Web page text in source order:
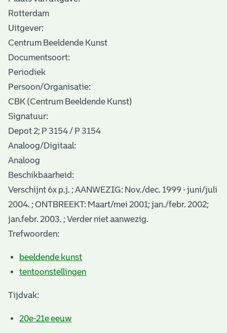
Rotterdam
Uitgever:
Centrum Beeldende Kunst
Documentsoort:
Periodiek
Persoon/Organisatie:
CBK (Centrum Beeldende Kunst)
Signatuur:
Depot 2; P 3154 / P 3154
Analoog/Digitaal:
Analoog
Beschikbaarheid:
Verschijnt 6x p.j. ; AANWEZIG: Nov./dec. 1999 - juni/juli
2004. ; ONTBREEKT: Maart/mei 2001; jan./febr. 2002;
jan.febr. 2003. ; Verder niet aanwezig.
Trefwoorden:
beeldende kunst
tentoonstellingen
Tijdvak:
20e-21e eeuw